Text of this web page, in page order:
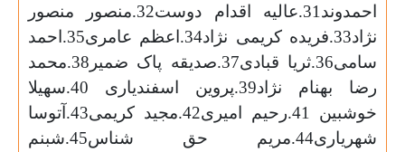
احمدوند31.عالیه اقدام دوست32.منصور منصور
نژاد33.فریده کریمی نژاد34.اعظم عامری35.احمد
سامی36.ثریا قبادی37.صدیقه پاک ضمیر38.محمد
رضا بهنام نژاد39.پروین اسفندیاری 40.سهیلا
خوشبین 41.رحیم امیری42.مجید کریمی43.آتوسا
شهریاری44.مریم حق شناس45.شبنم